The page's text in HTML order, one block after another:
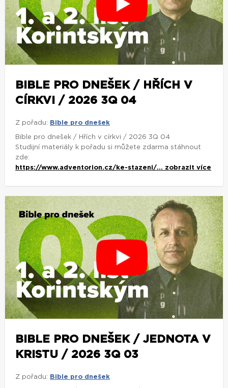
BIBLE PRO DNEŠEK / HŘÍCH V
CÍRKVI / 2026 3Q 04
Z pořadu: Bible pro dnešek
Bible pro dnešek / Hřích v církvi / 2026 3Q 04
Studijní materiály k pořadu si můžete zdarma stáhnout
zde:
https://www.adventorion.cz/ke-stazeni/... zobrazit více
BIBLE PRO DNEŠEK / JEDNOTA V
KRISTU / 2026 3Q 03
Z pořadu: Bible pro dnešek